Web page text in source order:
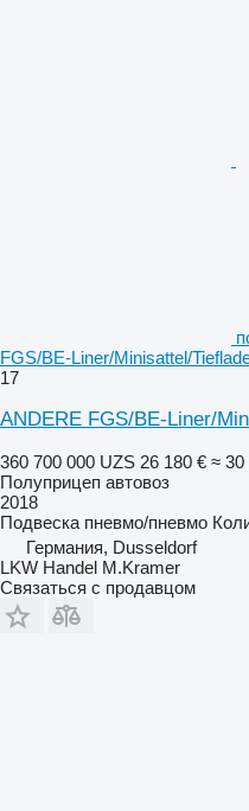
FGS/BE-Liner/Minisattel/
17
ANDERE FGS/BE-Liner/
360 700 000 UZS 26 180 € ≈ 30
Полуприцеп автовоз
2018
Подвеска пневмо/пневмо
Германия, Dusseldorf
LKW Handel M.Kramer
Связаться с продавцом